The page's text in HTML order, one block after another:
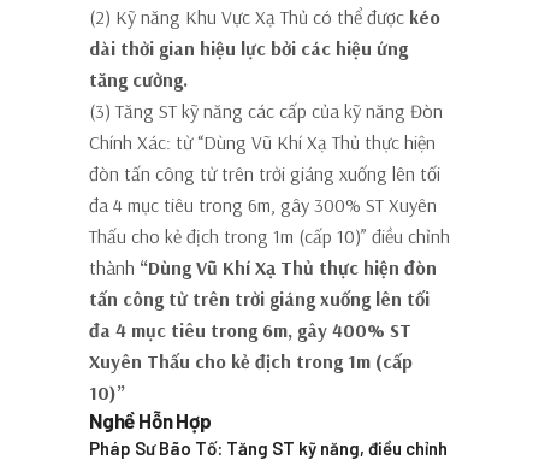
(2) Kỹ năng Khu Vực Xạ Thủ có thể được kéo
dài thời gian hiệu lực bởi các hiệu ứng
tăng cường.
(3) Tăng ST kỹ năng các cấp của kỹ năng Đòn
Chính Xác: từ “Dùng Vũ Khí Xạ Thủ thực hiện
đòn tấn công từ trên trời giáng xuống lên tối
đa 4 mục tiêu trong 6m, gây 300% ST Xuyên
Thấu cho kẻ địch trong 1m (cấp 10)” điều chỉnh
thành “Dùng Vũ Khí Xạ Thủ thực hiện đòn
tấn công từ trên trời giáng xuống lên tối
đa 4 mục tiêu trong 6m, gây 400% ST
Xuyên Thấu cho kẻ địch trong 1m (cấp
10)”
Nghề Hỗn Hợp
Pháp Sư Bão Tố: Tăng ST kỹ năng, điều chỉnh